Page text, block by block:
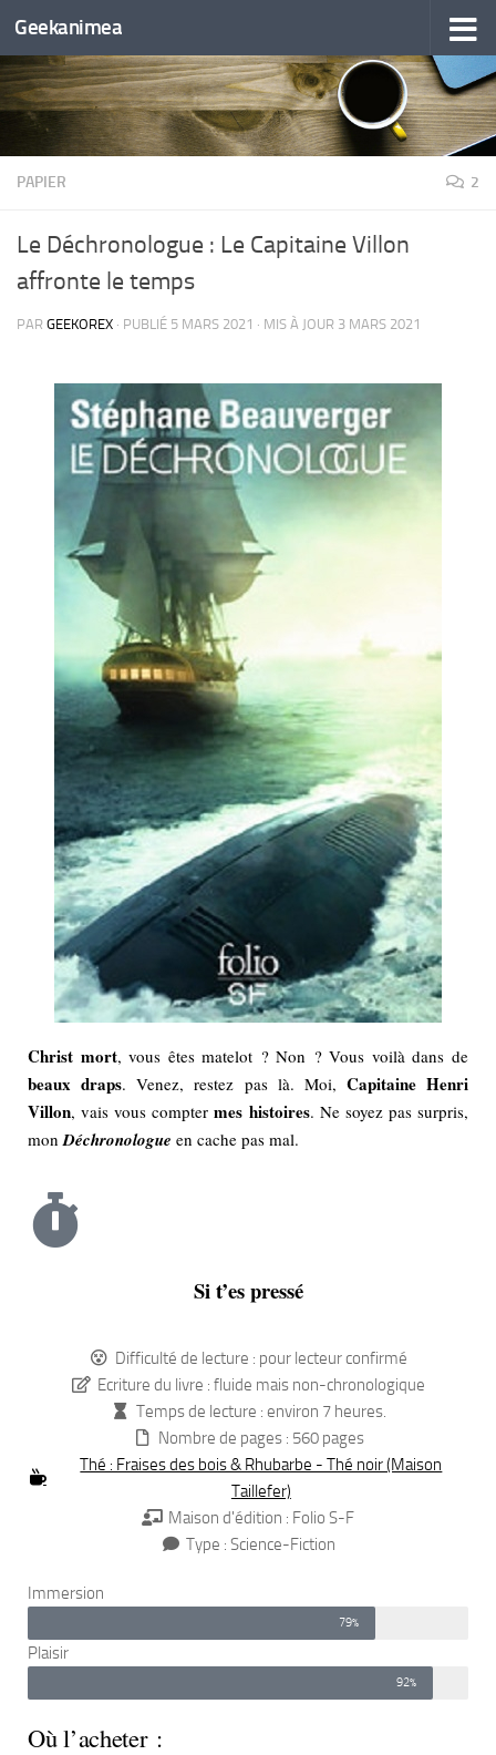
Skip to content
Geekanimea
PAPIER 2
Le Déchronologue : Le Capitaine Villon
affronte le temps
PAR GEEKOREX · PUBLIÉ 5 MARS 2021 · MIS À JOUR 3 MARS 2021
Christ mort, vous êtes matelot ? Non ? Vous voilà dans de
beaux draps. Venez, restez pas là. Moi, Capitaine Henri
Villon, vais vous comptermes histoires. Ne soyez pas surpris,
mon Déchronologue en cache pas mal.
Si t’es pressé
Difficulté de lecture : pour lecteur confirmé
Ecriture du livre : fluide mais non-chronologique
Temps de lecture : environ 7 heures.
Nombre de pages : 560 pages
Thé : Fraises des bois & Rhubarbe - Thé noir (Maison
Taillefer)
Maison d'édition : Folio S-F
Type : Science-Fiction
Immersion
79%
Plaisir
92%
Où l’acheter :